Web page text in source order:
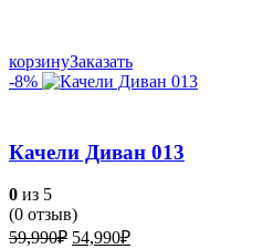
корзинуЗаказать
-8%
Качели Диван 013
0 из 5
(0 отзыв)
59,990₽ Первоначальная
54,990₽Текущая